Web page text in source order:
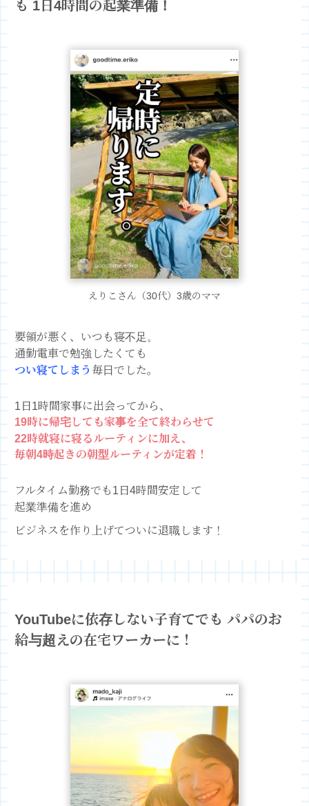
も 1日4時間の起業準備！
えりこさん（30代）3歳のママ
要領が悪く、いつも寝不足。
通勤電車で勉強したくても
つい寝てしまう 毎日でした。
1日1時間家事に出会ってから、
19時に帰宅しても家事を全て終わらせて
22時就寝に寝るルーティンに加え、
毎朝4時起きの朝型ルーティンが定着！
フルタイム勤務でも 1日4時間安定して
起業準備を進め
ビジネスを作り上げてついに退職します！
YouTubeに依存しない子育てでも パパのお
給与超えの在宅ワーカーに！